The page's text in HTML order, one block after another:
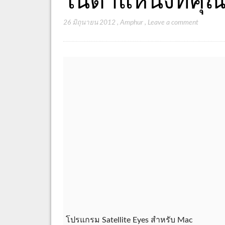
26 มิถุนายน 2012 ,Amphur , Leave a comment
โปรแกรม Satellite Eyes สำหรับ Mac